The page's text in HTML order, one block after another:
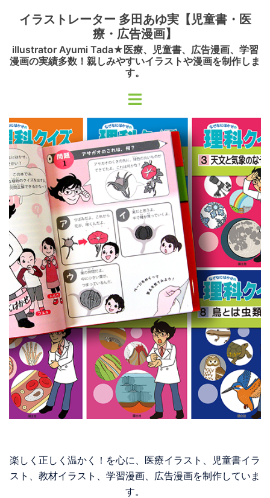
イラストレーター 多田あゆ実【児童書・医
療・広告漫画】
illustrator Ayumi Tada★医療、児童書、広告漫画、学習
漫画の実績多数！親しみやすいイラストや漫画を制作しま
す。
ト
ル
メ
ニ
ュ
ー
楽しく正しく温かく！を心に、医療イラスト、児童書イラ
スト、教材イラスト、学習漫画、広告漫画を制作していま
す。